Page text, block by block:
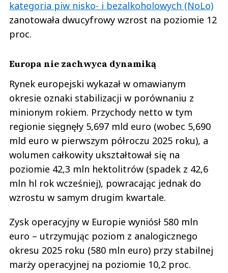
kategoria piw nisko- i bezalkoholowych (NoLo)
zanotowała dwucyfrowy wzrost na poziomie 12
proc.
Europa nie zachwyca dynamiką
Rynek europejski wykazał w omawianym
okresie oznaki stabilizacji w porównaniu z
minionym rokiem. Przychody netto w tym
regionie sięgnęły 5,697 mld euro (wobec 5,690
mld euro w pierwszym półroczu 2025 roku), a
wolumen całkowity ukształtował się na
poziomie 42,3 mln hektolitrów (spadek z 42,6
mln hl rok wcześniej), powracając jednak do
wzrostu w samym drugim kwartale.
Zysk operacyjny w Europie wyniósł 580 mln
euro – utrzymując poziom z analogicznego
okresu 2025 roku (580 mln euro) przy stabilnej
marży operacyjnej na poziomie 10,2 proc.